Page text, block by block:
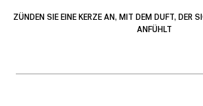
ZÜNDEN SIE EINE KERZE AN, MIT DEM DUFT, DER
ANFÜHLT